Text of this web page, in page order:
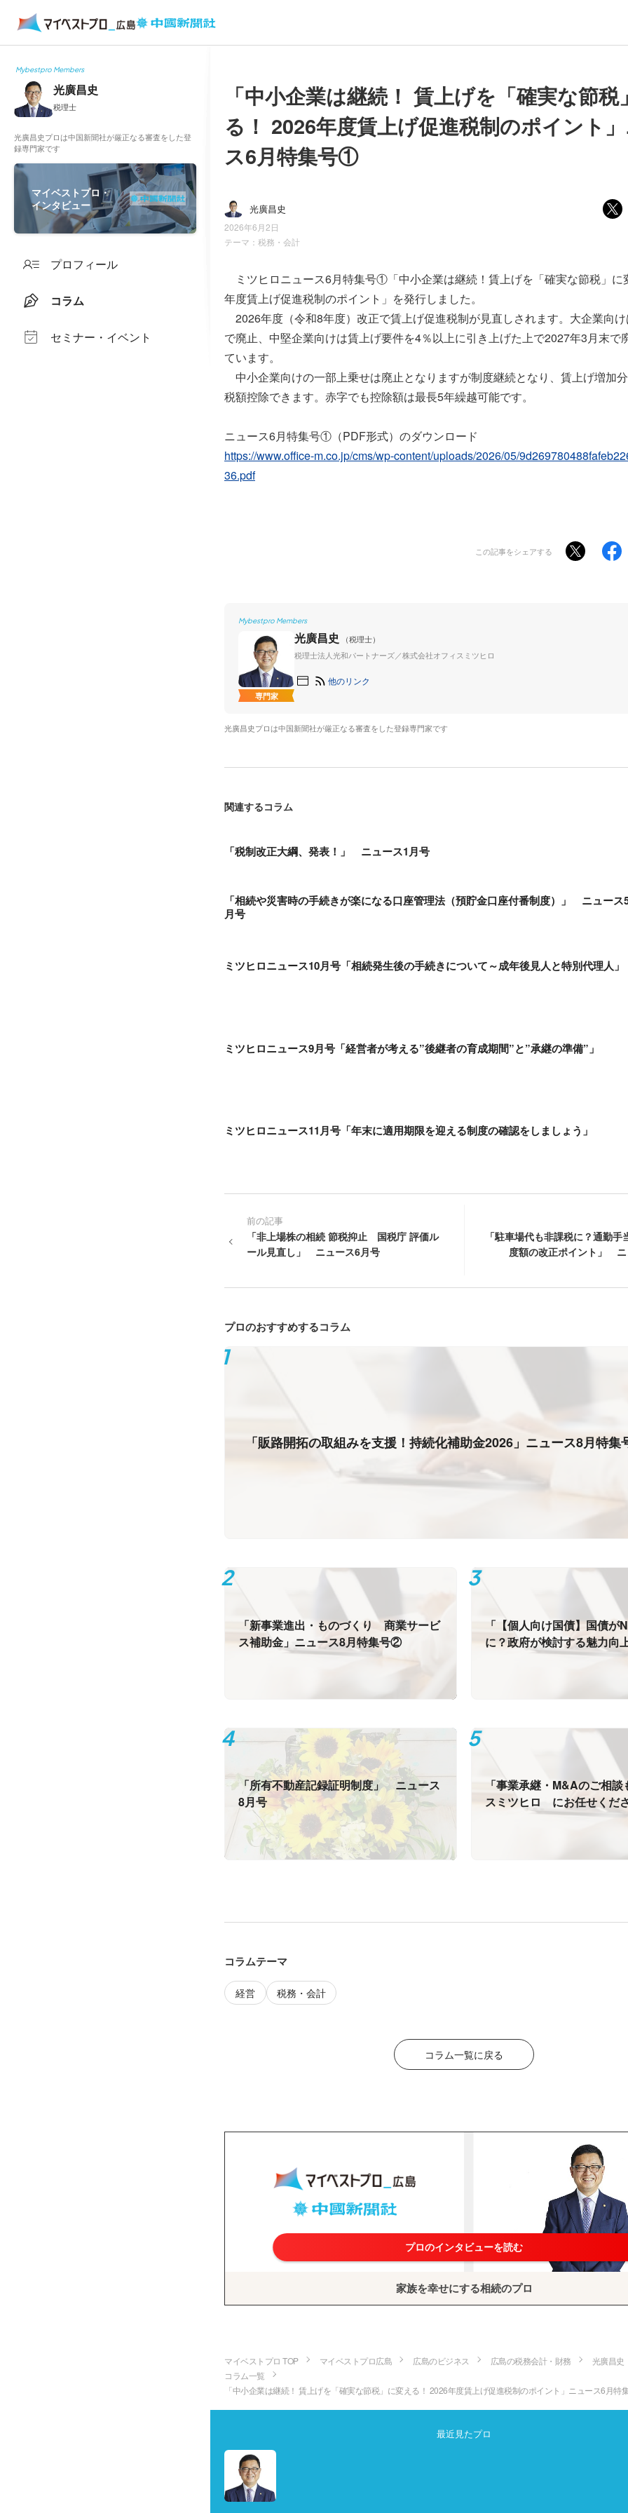
Mybestpro Members
光廣昌史
税理士
光廣昌史プロは中国新聞社が厳正なる審査をした登
録専門家です
マイベストプロ・
インタビュー
プロフィール
コラム
セミナー・イベント
「中小企業は継続！ 賃上げを「確実な節
る！ 2026年度賃上げ促進税制のポイント
ス6月特集号①
光廣昌史
2026年6月2日
テーマ： 税務・会計
ミツヒロニュース6月特集号①「中小企業は継続！賃上げを「確実な節税」に
年度賃上げ促進税制のポイント」を発行しました。
2026年度（令和8年度）改正で賃上げ促進税制が見直しされます。大企業向
で廃止、中堅企業向けは賃上げ要件を4％以上に引き上げた上で2027年3月末で
ています。
中小企業向けの一部上乗せは廃止となりますが制度継続となり、賃上げ増加
税額控除できます。赤字でも控除額は最長5年繰越可能です。
ニュース6月特集号①（PDF形式）のダウンロード
https://www.office-m.co.jp/cms/wp-content/uploads/2026/05/
36.pdf
この記事をシェアする
Mybestpro Members
専門家
光廣昌史
（税理士）
税理士法人光和パートナーズ／株式会社オフィスミツヒロ
他のリンク
光廣昌史プロは中国新聞社が厳正なる審査をした登録専門家です
関連するコラム
「税制改正大綱、発表！」 ニュース1月号
「相続や災害時の手続きが楽になる口座管理法（預貯金口座付番制度）」 ニュース
月号
ミツヒロニュース10月号「相続発生後の手続きについて～成年後見人と特別代理人」
ミツヒロニュース9月号「経営者が考える”後継者の育成期間”と”承継の準備”」
ミツヒロニュース11月号「年末に適用期限を迎える制度の確認をしましょう」
前の記事
「非上場株の相続 節税抑止 国税庁 評価ル
ール見直し」 ニュース6月号
「駐車場代も非課税に？通勤手
度額の改正ポイント」
プロのおすすめするコラム
「販路開拓の取組みを支援！持続化補助金2026」ニュース8月特
「新事業進出・ものづくり 商業サービ
ス補助金」ニュース8月特集号②
「【個人向け国債】国債が
に？政府が検討する魅力向
ュース8月特集号①
「所有不動産記録証明制度」 ニュース
8月号
「事業承継・M&Aのご相
スミツヒロ にお任せくだ
ース7月 チラシ
コラムテーマ
経営 税務・会計
コラム一覧に戻る
プロのインタビューを読む
家族を幸せにする相続のプロ
マイベストプロ TOP マイベストプロ広島 広島のビジネス 広島の税務会計・財務
光廣昌史
コラム一覧
「中小企業は継続！ 賃上げを「確実な節税」に変える！ 2026年度賃上げ促進税制のポイント」ニュース6月特
最近見たプロ